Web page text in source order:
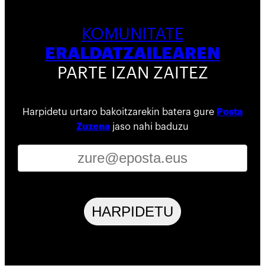
KOMUNITATE
ERALDATZAILEAREN
PARTE IZAN ZAITEZ
Harpidetu urtaro bakoitzarekin batera gure Posta
Zuzena jaso nahi baduzu
HARPIDETU